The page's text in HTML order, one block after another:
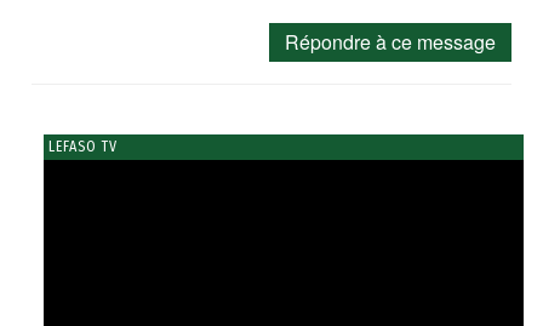
Répondre à ce message
LEFASO TV